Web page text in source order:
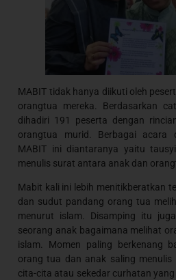
MABIT tidak hanya diikuti oleh
orangtua mereka. Berdasarkan
dihadiri 191 peserta dengan
orangtua murid. Berbagai acara
MABIT ini diantaranya yaitu
menulis surat antara anak dan
Mabit kali ini lebih menitikberatkan
dan sudut pandang orang tua
menurut islam. Disamping itu
seorang anak bagaimana melihat
islam. Momen paling berkenang
orang tua dan anak saling
cita-cita atau sekedar curhatan